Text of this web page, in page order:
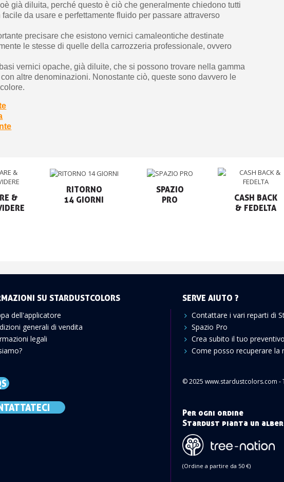
già diluita, perché questo è ciò che generalmente chiedono tutti
da usare e perfettamente fluido per passare attraverso
precisare che esistono vernici camaleontiche destinate
le stesse di quelle della carrozzeria professionale, ovvero
vernici opache, già diluite, che si possono trovare nella gamma
altre denominazioni. Nonostante ciò, queste sono davvero le
&
RITORNO
14 GIORNI
SPAZIO
PRO
CASH BACK
& FEDELTA
SU STARDUSTCOLORS
dell'applicatore
generali di vendita
legali
SERVE AIUTO ?
Contattare i vari reparti di
Spazio Pro
Crea subito il tuo preventivo
Come posso recuperare la
© 2025 www.stardustcolors.com -
Per ogni ordine
Stardust pianta un
(Ordine a partire da 50 €)